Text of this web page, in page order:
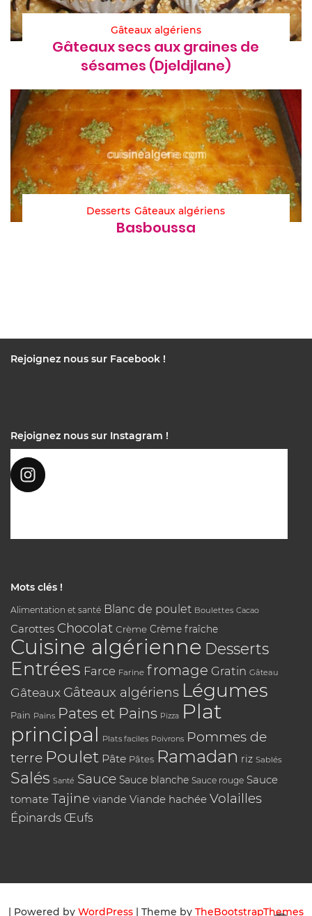
Gâteaux algériens
Gâteaux secs aux graines de
sésames (Djeldjlane)
Desserts Gâteaux algériens
Basboussa
Rejoignez nous sur Facebook !
Rejoignez nous sur Instagram !
Mots clés !
Alimentation et santé Blanc de poulet Boulettes Cacao
Carottes Chocolat Crème Crème fraîche
Cuisine algérienne Desserts
Entrées Farce Farine fromage Gratin Gâteau
Gâteaux Gâteaux algériens Légumes
Pain Pains Pates et Pains Pizza Plat
principal Plats faciles Poivrons Pommes de
terre Poulet Pâte Pâtes Ramadan riz Sablés
Salés Santé Sauce Sauce blanche Sauce rouge Sauce
tomate Tajine viande Viande hachée Volailles
Épinards Œufs
| Powered by WordPress | Theme by TheBootstrapThemes